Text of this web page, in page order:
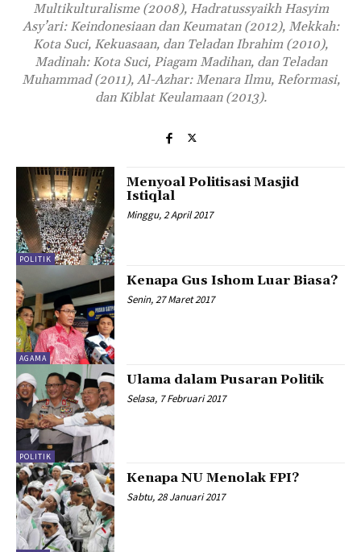
Multikulturalisme (2008), Hadratussyaikh Hasyim
Asy’ari: Keindonesiaan dan Keumatan (2012), Mekkah:
Kota Suci, Kekuasaan, dan Teladan Ibrahim (2010),
Madinah: Kota Suci, Piagam Madihan, dan Teladan
Muhammad (2011), Al-Azhar: Menara Ilmu, Reformasi,
dan Kiblat Keulamaan (2013).
POLITIK
Menyoal Politisasi Masjid
Istiqlal
Minggu, 2 April 2017
AGAMA
Kenapa Gus Ishom Luar Biasa?
Senin, 27 Maret 2017
POLITIK
Ulama dalam Pusaran Politik
Selasa, 7 Februari 2017
Kenapa NU Menolak FPI?
Sabtu, 28 Januari 2017